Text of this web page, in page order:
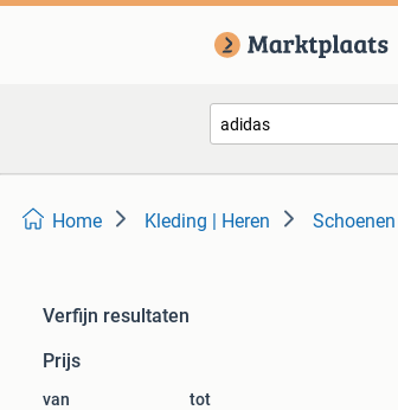
Home Kleding | Heren Schoenen
Verfijn resultaten
Prijs
van tot